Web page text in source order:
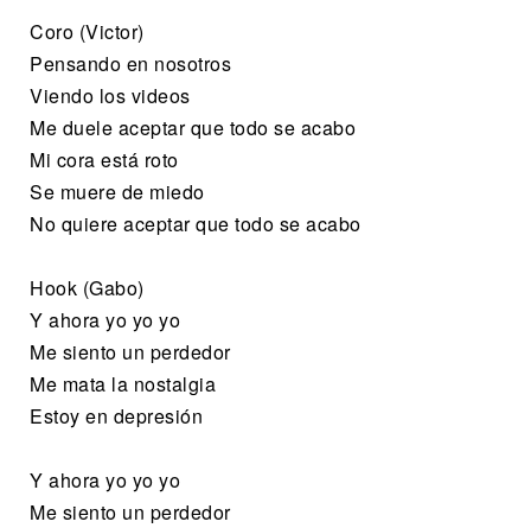
Coro (Victor)
Pensando en nosotros
Viendo los videos
Me duele aceptar que todo se acabo
Mi cora está roto
Se muere de miedo
No quiere aceptar que todo se acabo
Hook (Gabo)
Y ahora yo yo yo
Me siento un perdedor
Me mata la nostalgia
Estoy en depresión
Y ahora yo yo yo
Me siento un perdedor